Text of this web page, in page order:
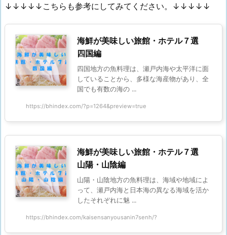
↓↓↓↓↓こちらも参考にしてみてください。↓↓↓↓↓
海鮮が美味しい旅館・ホテル７選
四国編
四国地方の魚料理は、瀬戸内海や太平洋に面
していることから、多様な海産物があり、全
国でも有数の海の ...
https://bhindex.com/?p=1264&preview=true
海鮮が美味しい旅館・ホテル７選
山陽・山陰編
山陽・山陰地方の魚料理は、海域や地域によ
って、瀬戸内海と日本海の異なる海域を活か
したそれぞれに魅 ...
https://bhindex.com/kaisensanyousanin7senh/?